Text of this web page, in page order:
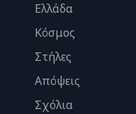
Ελλάδα
Κόσμος
Στήλες
Απόψεις
Σχόλια